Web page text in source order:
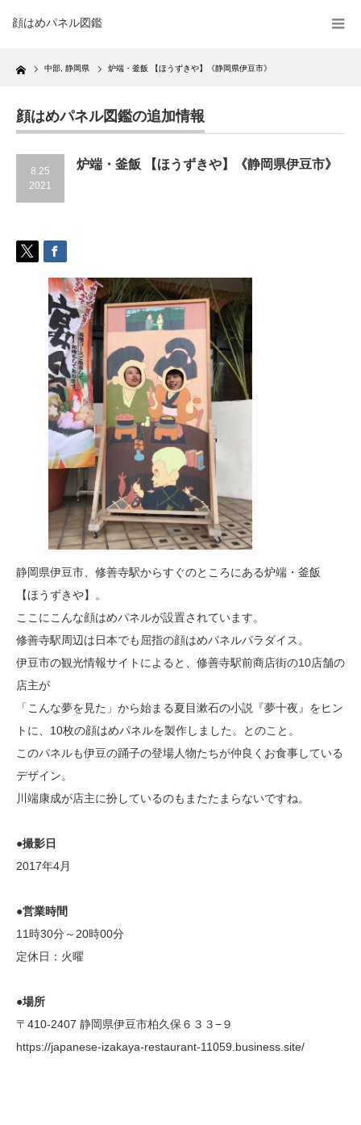
顔はめパネル図鑑
Home 中部 静岡県 炉端・釜飯 【ほうずきや】《静岡県伊豆市》
顔はめパネル図鑑の追加情報
8.25
2021
炉端・釜飯 【ほうずきや】《静岡県伊豆市》
静岡県伊豆市、修善寺駅からすぐのところにある炉端・釜飯
【ほうずきや】。
ここにこんな顔はめパネルが設置されています。
修善寺駅周辺は日本でも屈指の顔はめパネルパラダイス。
伊豆市の観光情報サイトによると、修善寺駅前商店街の10店舗の
店主が
「こんな夢を見た」から始まる夏目漱石の小説『夢十夜』をヒン
トに、10枚の顔はめパネルを製作しました。とのこと。
このパネルも伊豆の踊子の登場人物たちが仲良くお食事している
デザイン。
川端康成が店主に扮しているのもまたたまらないですね。
●撮影日
2017年4月
●営業時間
11時30分～20時00分
定休日：火曜
●場所
〒410-2407 静岡県伊豆市柏久保６３３−９
https://japanese-izakaya-restaurant-11059.business.site/